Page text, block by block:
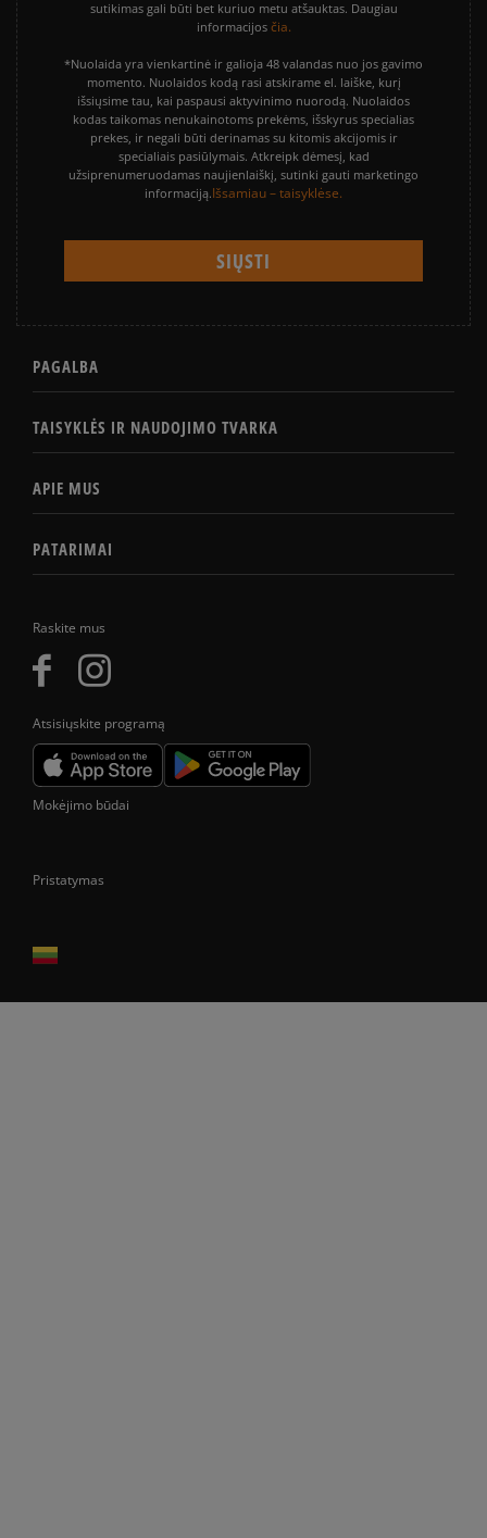
Raskite mus
Atsisiųskite programą
sutikimas gali būti bet kuriuo metu atšauktas. Daugiau
informacijos čia.
*Nuolaida yra vienkartinė ir galioja 48 valandas nuo jos gavimo
momento. Nuolaidos kodą rasi atskirame el. laiške, kurį
išsiųsime tau, kai paspausi aktyvinimo nuorodą. Nuolaidos
kodas taikomas nenukainotoms prekėms, išskyrus specialias
prekes, ir negali būti derinamas su kitomis akcijomis ir
specialiais pasiūlymais. Atkreipk dėmesį, kad
užsiprenumeruodamas naujienlaiškį, sutinki gauti marketingo
informaciją.Išsamiau – taisyklėse.
PAGALBA
TAISYKLĖS IR NAUDOJIMO TVARKA
APIE MUS
PATARIMAI
Mokėjimo būdai
Pristatymas